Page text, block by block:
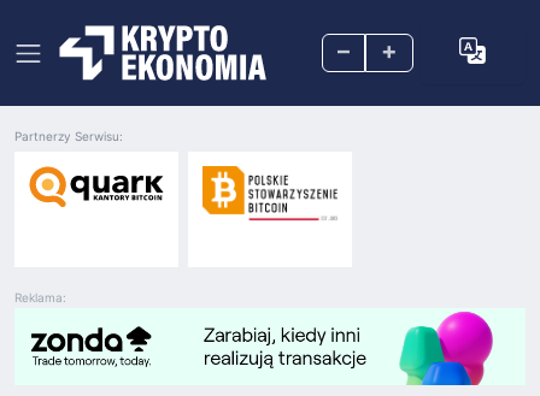
– +
Reklama:
Partnerzy Serwisu: